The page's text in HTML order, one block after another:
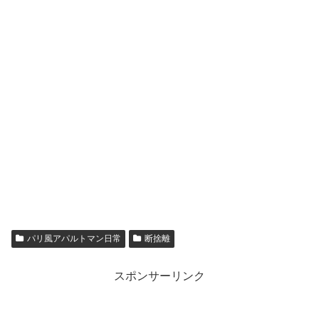
パリ風アパルトマン日常 断捨離
スポンサーリンク